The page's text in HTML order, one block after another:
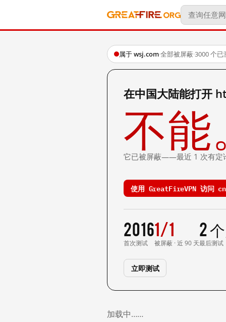
属于 wsj.com·全部被屏蔽·3000 个已
在中国大陆能打开
不能
它已被屏蔽——最近 1 次有定
使用 GreatFireVPN 访问
2016
首次测试
1/1
被屏蔽 · 近 90 天
2
最后测试
立即测试
加载中……